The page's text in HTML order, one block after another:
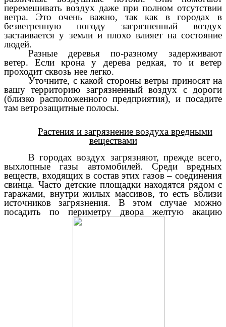
перемешивать воздух даже при полном отсутствии
ветра. Это очень важно, так как в городах в
безветренную погоду загрязненный воздух
застаивается у земли и плохо влияет на состояние
людей.
Разные деревья по-разному задерживают
ветер. Если крона у дерева редкая, то и ветер
проходит сквозь нее легко.
Уточните, с какой стороны ветры приносят на
вашу территорию загрязненный воздух с дороги
(близко расположенного предприятия), и посадите
там ветрозащитные полосы.
Растения и загрязнение воздуха вредными
веществами
В городах воздух загрязняют, прежде всего,
выхлопные газы автомобилей. Среди вредных
веществ, входящих в состав этих газов – соединения
свинца. Часто детские площадки находятся рядом с
гаражами, внутри жилых массивов, то есть вблизи
источников загрязнения. В этом случае можно
посадить по периметру двора желтую акацию